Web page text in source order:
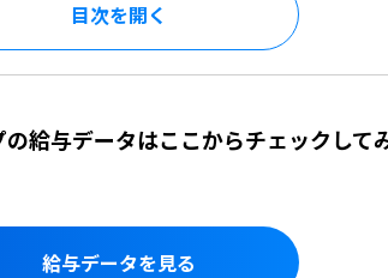
目次を
給与データはここからチェックして
給与データを見る